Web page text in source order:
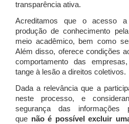
transparência ativa.
Acreditamos que o acesso
produção de conhecimento
meio acadêmico, bem como
Além disso, oferece condições
comportamento das
tange à lesão a direitos coletivos.
Dada a relevância que a
neste processo, e
segurança das informações
que não é possível excluir